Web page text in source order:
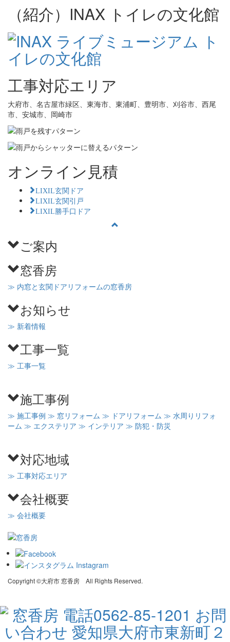
（紹介）INAX トイレの文化館
工事対応エリア
大府市、名古屋市緑区、東海市、東浦町、豊明市、刈谷市、西尾
市、安城市、岡崎市
オンライン見積
LIXIL玄関ドア
LIXIL玄関引戸
LIXIL勝手口ドア
ご案内
窓香房
≫ 内窓と玄関ドアリフォームの窓香房
お知らせ
≫ 新着情報
工事一覧
≫ 工事一覧
施工事例
≫ 施工事例 ≫ 窓リフォーム ≫ ドアリフォーム ≫ 水周りリフォ
ーム ≫ エクステリア ≫ インテリア ≫ 防犯・防災
対応地域
≫ 工事対応エリア
会社概要
≫ 会社概要
Copyright ©大府市 窓香房 All Rights Reserved.